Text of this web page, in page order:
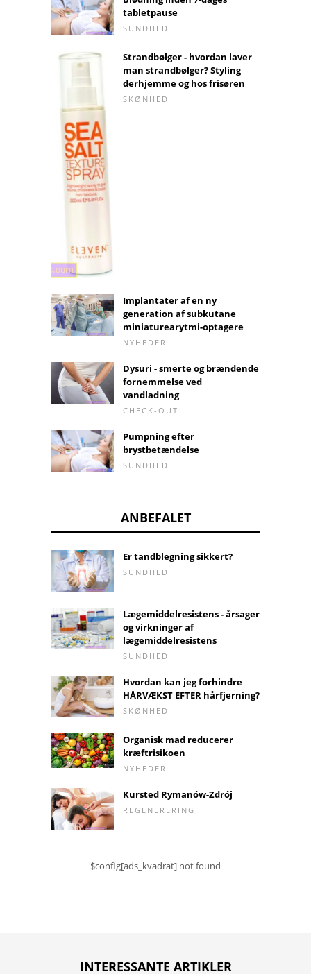
tabletpause
SUNDHED
Strandbølger - hvordan laver
man strandbølger? Styling
derhjemme og hos frisøren
SKØNHED
Implantater af en ny
generation af subkutane
miniaturearytmi-optagere
NYHEDER
Dysuri - smerte og brændende
fornemmelse ved
vandladning
CHECK-OUT
Pumpning efter
brystbetændelse
SUNDHED
ANBEFALET
Er tandblegning sikkert?
SUNDHED
Lægemiddelresistens - årsager
og virkninger af
lægemiddelresistens
SUNDHED
Hvordan kan jeg forhindre
HÅRVÆKST EFTER hårfjerning?
SKØNHED
Organisk mad reducerer
kræftrisikoen
NYHEDER
Kursted Rymanów-Zdrój
REGENERERING
$config[ads_kvadrat] not found
INTERESSANTE ARTIKLER